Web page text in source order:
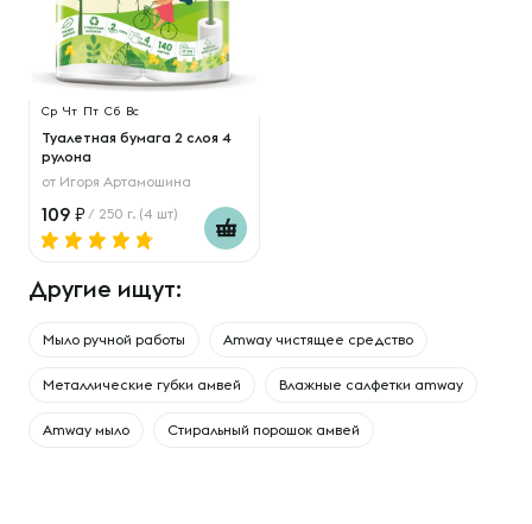
Ср Чт Пт Сб Вс
Туалетная бумага 2 слоя 4
рулона
от Игоря Артамошина
109 / 250 г. (4 шт)
Другие ищут:
Мыло ручной работы Amway чистящее средство
Металлические губки амвей Влажные салфетки amway
Amway мыло Стиральный порошок амвей